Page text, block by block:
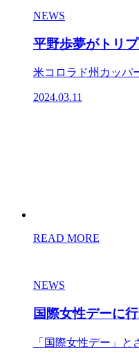
NEWS
平野歩夢がトリ
米コロラド州カッパ
2024.03.11
READ MORE
NEWS
国際女性デーに
「国際女性デー」